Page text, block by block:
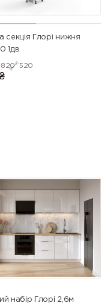
секція Глорі нижня
1дв
820 520
₴
набір Глорі 2,6м